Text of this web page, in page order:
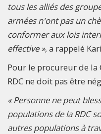
tous les alliés des
armées n'ont pas un
conformer aux lois
effective », a rappelé
Pour le procureur de la
RDC ne doit pas être
« Personne ne peut
populations de la RDC
autres populations à